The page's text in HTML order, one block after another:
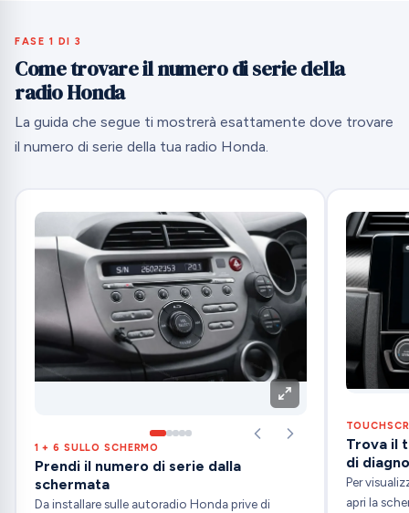
FASE 1 DI 3
Come trovare il numero di serie della
radio Honda
La guida che segue ti mostrerà esattamente dove trovare
il numero di serie della tua radio Honda.
1 + 6 SULLO SCHERMO
Prendi il numero di serie dalla
schermata
Da installare sulle autoradio Honda prive di
Trova il
di
Per
apri la